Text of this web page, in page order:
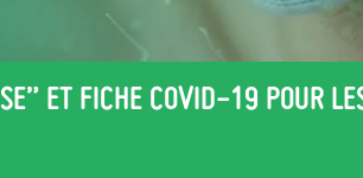
ET FICHE COVID-19 POUR